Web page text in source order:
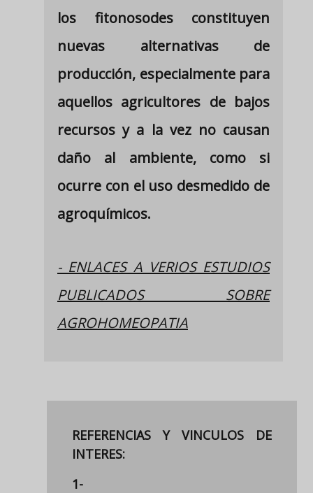
los fitonosodes constituyen
nuevas alternativas de
producción, especialmente para
aquellos agricultores de bajos
recursos y a la vez no causan
daño al ambiente, como si
ocurre con el uso desmedido de
agroquímicos.
- ENLACES A VERIOS ESTUDIOS
PUBLICADOS SOBRE
AGROHOMEOPATIA
REFERENCIAS Y VINCULOS DE
INTERES:
1-